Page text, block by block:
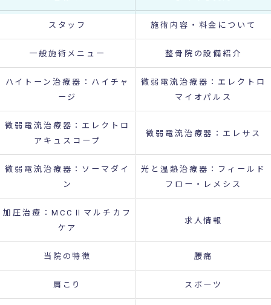
スタッフ 施術内容・料金について
一般施術メニュー 整骨院の設備紹介
ハイトーン治療器：ハイチャ
ージ
微弱電流治療器：エレクトロ
マイオパルス
微弱電流治療器：エレクトロ
アキュスコープ
微弱電流治療器：エレサス
微弱電流治療器：ソーマダイ
ン
光と温熱治療器：フィールド
フロー・レメシス
加圧治療：MCCⅡマルチカフ
ケア
求人情報
当院の特徴 腰痛
肩こり スポーツ